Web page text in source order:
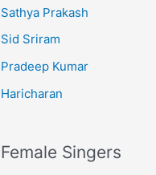
Sathya Prakash
Sid Sriram
Pradeep Kumar
Haricharan
Female Singers